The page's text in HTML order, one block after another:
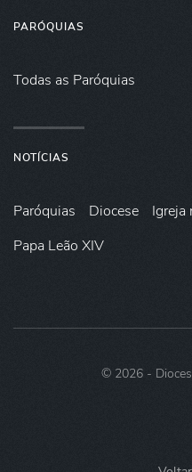
PARÓQUIAS
Todas as Paróquias
NOTÍCIAS
Paróquias Diocese Igreja
Papa Leão XIV
© 2026-